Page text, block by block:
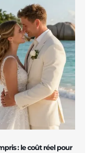
: le coût réel pour